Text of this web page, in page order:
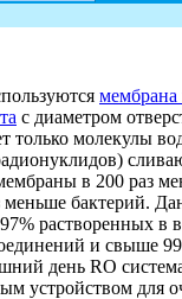
мембрана
с диаметром
только молекулы
в 200 раз
бактерий.
растворенных в
и свыше
день RO
устройством для